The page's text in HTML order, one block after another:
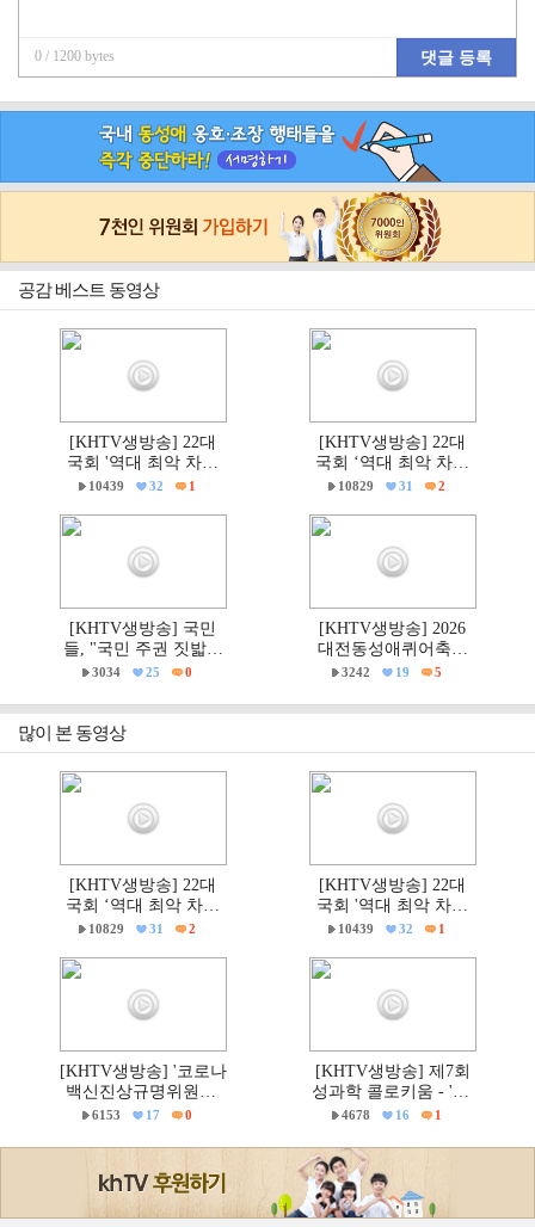
0 / 1200 bytes 댓글 등록
공감 베스트 동영상
[KHTV생방송] 22대
국회 '역대 최악 차별
금지법' 반대 거룩한방
10439 32 1
[KHTV생방송] 22대
국회 ‘역대 최악 차별
금지법’ 반대 거룩한방
10829 31 2
[KHTV생방송] 국민
들, "국민 주권 짓밟힌
6·3지방선거, 재선거하
하라!"
3034 25 0
[KHTV생방송] 2026
대전동성애퀴어축제
& 2026 거룩한방파제
대회' 현장
3242 19 5
많이 본 동영상
[KHTV생방송] 22대
국회 ‘역대 최악 차별
금지법’ 반대 거룩한방
10829 31 2
[KHTV생방송] 22대
국회 '역대 최악 차별
금지법' 반대 거룩한방
10439 32 1
[KHTV생방송] '코로나
백신진상규명위원회'
출범촉구 국회 기자회
6153 17 0
[KHTV생방송] 제7회
성과학 콜로키움 - 'PC
주의 & 의학'
4678 16 1